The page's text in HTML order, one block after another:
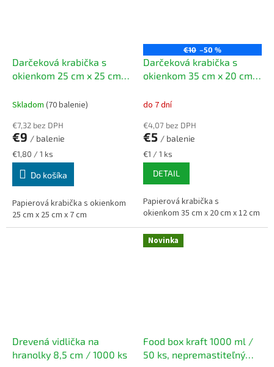
Darčeková krabička s
okienkom 25 cm x 25 cm x
papiera
Skladom (70 balenie)
€7,32 bez DPH
€9 / balenie
Jednotková
cena:
€1,80 / 1 ks
Do košíka
Papierová krabička s okienkom
25 cm x 25 cm x 7 cm
€10 –50 %
Darčeková krabička s
okienkom 35 cm x 20 cm x
papiera
do 7 dní
€4,07 bez DPH
€5 / balenie
Jednotková
cena:
€1 / 1 ks
DETAIL
Papierová krabička s
okienkom 35 cm x 20 cm x 12 cm
Drevená vidlička na
hranolky 8,5 cm / 1000 ks
Novinka
Food box kraft 1000 ml /
50 ks, nepremastiteľný